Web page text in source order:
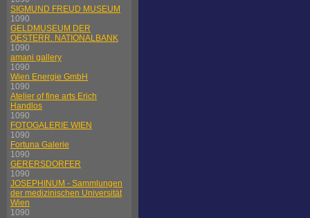
SIGMUND FREUD MUSEUM
1090
GELDMUSEUM DER
OESTERR. NATIONALBANK
1090
amani gallery
1090
Wien Energie GmbH
1090
Atelier of fine arts Erich
Handlos
1090
FOTOGALERIE WIEN
1090
Fortuna Galerie
1090
GERERSDORFER
1090
JOSEPHINUM - Sammlungen
der medizinischen Universität
Wien
1090